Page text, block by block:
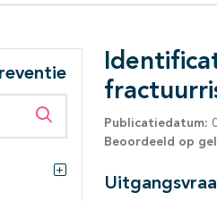
Zoeken binnen deze
Alles openklappen
Publicatiedatum:
Beoordeeld op